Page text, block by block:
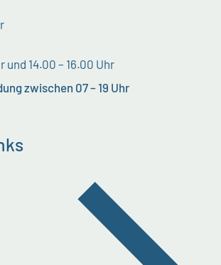
und 14.00 – 16.00 Uhr
zwischen 07 – 19 Uhr